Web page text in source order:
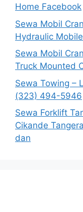
Home Facebook
Sewa Mobil
Hydraulic
Sewa Mobil
Truck Mounted
Sewa Towing –
(323) 494-5946
Sewa Forklift
Cikande
dan